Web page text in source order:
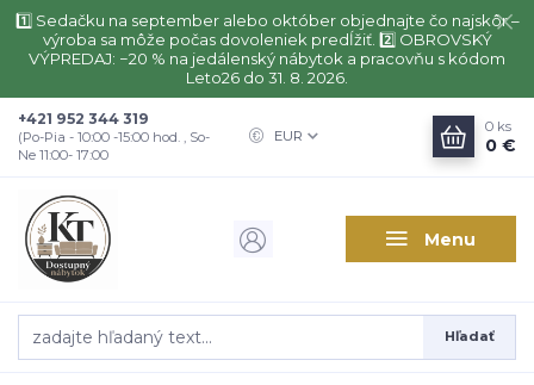
1️⃣ Sedačku na september alebo október objednajte čo najskôr –
výroba sa môže počas dovoleniek predĺžiť. 2️⃣ OBROVSKÝ
VÝPREDAJ: −20 % na jedálenský nábytok a pracovňu s kódom
Leto26 do 31. 8. 2026.
Menu
EUR
Hľadať
+421 952 344 319
(Po-Pia - 10:00 -15:00 hod. , So-
Ne 11:00- 17:00
0 ks
0 €